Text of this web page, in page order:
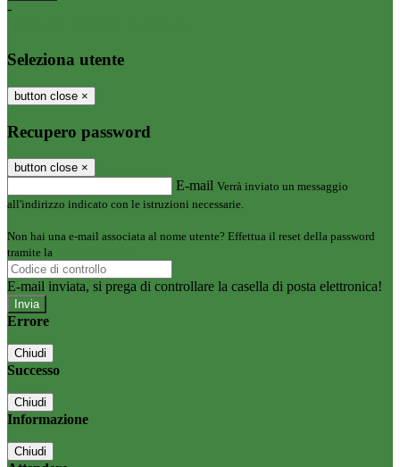
-
Seleziona utente
button close ×
Recupero password
button close ×
E-mail Verrà inviato un messaggio
all'indirizzo indicato con le istruzioni necessarie.
Non hai una e-mail associata al nome utente? Effettua il reset della password
tramite la
E-mail inviata, si prega di controllare la casella di posta elettronica!
Errore
Chiudi
Successo
Chiudi
Informazione
Chiudi